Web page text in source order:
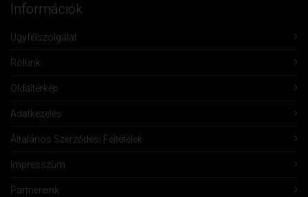
Információk
Ügyfélszolgálat
Rólunk
Oldaltérkép
Adatkezelés
Általános Szerződési Feltételek
Impresszum
Partnereink